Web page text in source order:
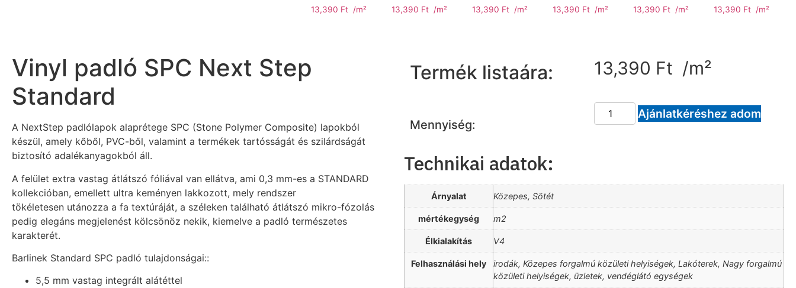
13,390 Ft /m² 13,390 Ft /m² 13,390 Ft /m² 13,390 Ft /m² 13,390 Ft /m² 13,390 Ft /m²
Vinyl padló SPC Next Step
Standard
A NextStep padlólapok alaprétege SPC (Stone Polymer Composite) lapokból
készül, amely kőből, PVC-ből, valamint a termékek tartósságát és szilárdságát
biztosító adalékanyagokból áll.
A felület extra vastag átlátszó fóliával van ellátva, ami 0,3 mm-es a STANDARD
kollekcióban, emellett ultra keményen lakkozott, mely rendszer
tökéletesen utánozza a fa textúráját, a széleken található átlátszó mikro-fózolás
pedig elegáns megjelenést kölcsönöz nekik, kiemelve a padló természetes
karakterét.
Barlinek Standard SPC padló tulajdonságai::
5,5 mm vastag integrált alátéttel
Termék listaára: 13,390 Ft /m²
Mennyiség:
Ajánlatkéréshez adom
Technikai adatok:
Árnyalat Közepes, Sötét
mértékegység m2
Élkialakítás V4
Felhasználási hely
irodák, Közepes forgalmú közületi helyiségek, Lakóterek, Nagy forgalmú
közületi helyiségek, üzletek, vendéglátó egységek